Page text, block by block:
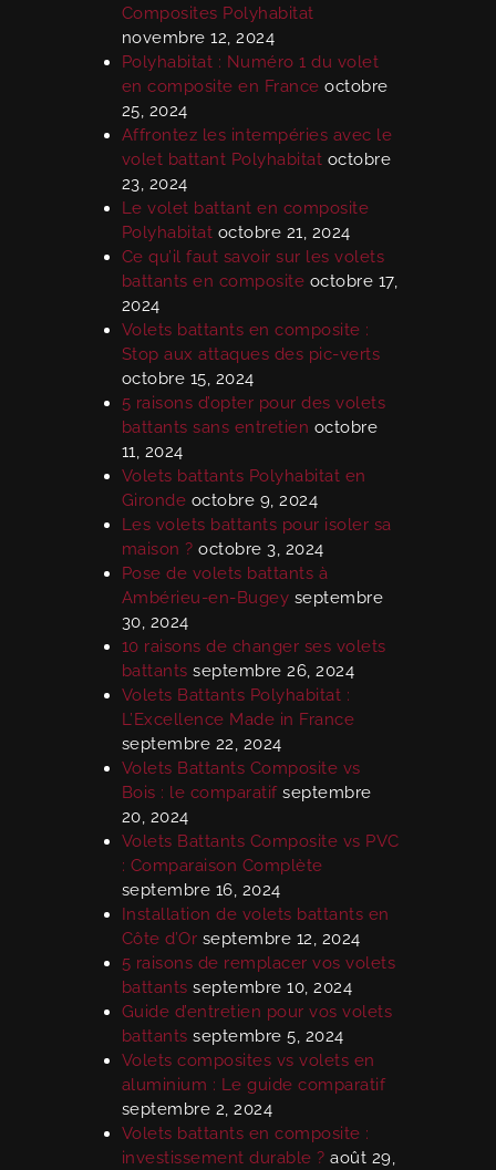
Composites Polyhabitat
novembre 12, 2024
Polyhabitat : Numéro 1 du volet
en composite en France octobre
25, 2024
Affrontez les intempéries avec le
volet battant Polyhabitat octobre
23, 2024
Le volet battant en composite
Polyhabitat octobre 21, 2024
Ce qu’il faut savoir sur les volets
battants en composite octobre 17,
2024
Volets battants en composite :
Stop aux attaques des pic-verts
octobre 15, 2024
5 raisons d’opter pour des volets
battants sans entretien octobre
11, 2024
Volets battants Polyhabitat en
Gironde octobre 9, 2024
Les volets battants pour isoler sa
maison ? octobre 3, 2024
Pose de volets battants à
Ambérieu-en-Bugey septembre
30, 2024
10 raisons de changer ses volets
battants septembre 26, 2024
Volets Battants Polyhabitat :
L’Excellence Made in France
septembre 22, 2024
Volets Battants Composite vs
Bois : le comparatif septembre
20, 2024
Volets Battants Composite vs PVC
: Comparaison Complète
septembre 16, 2024
Installation de volets battants en
Côte d’Or septembre 12, 2024
5 raisons de remplacer vos volets
battants septembre 10, 2024
Guide d’entretien pour vos volets
battants septembre 5, 2024
Volets composites vs volets en
aluminium : Le guide comparatif
septembre 2, 2024
Volets battants en composite :
investissement durable ? août 29,